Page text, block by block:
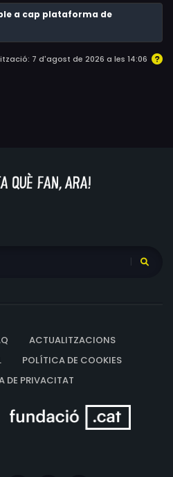
de la televisió. A on ha
la desaparició a la
de la recerca li explica
a cap plataforma de
7 d'agost de 2026 a les 14:06
ACTUALITZACIONS
POLÍTICA DE COOKIES
DE PRIVACITAT